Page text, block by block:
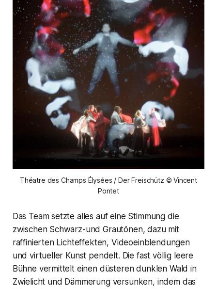
Théatre des Champs Élysées / Der Freischütz © Vincent
Pontet
Das Team setzte alles auf eine Stimmung die
zwischen Schwarz-und Grautönen, dazu mit
raffinierten Lichteffekten, Videoeinblendungen
und virtueller Kunst pendelt. Die fast völlig leere
Bühne vermittelt einen düsteren dunklen Wald in
Zwielicht und Dämmerung versunken, indem das